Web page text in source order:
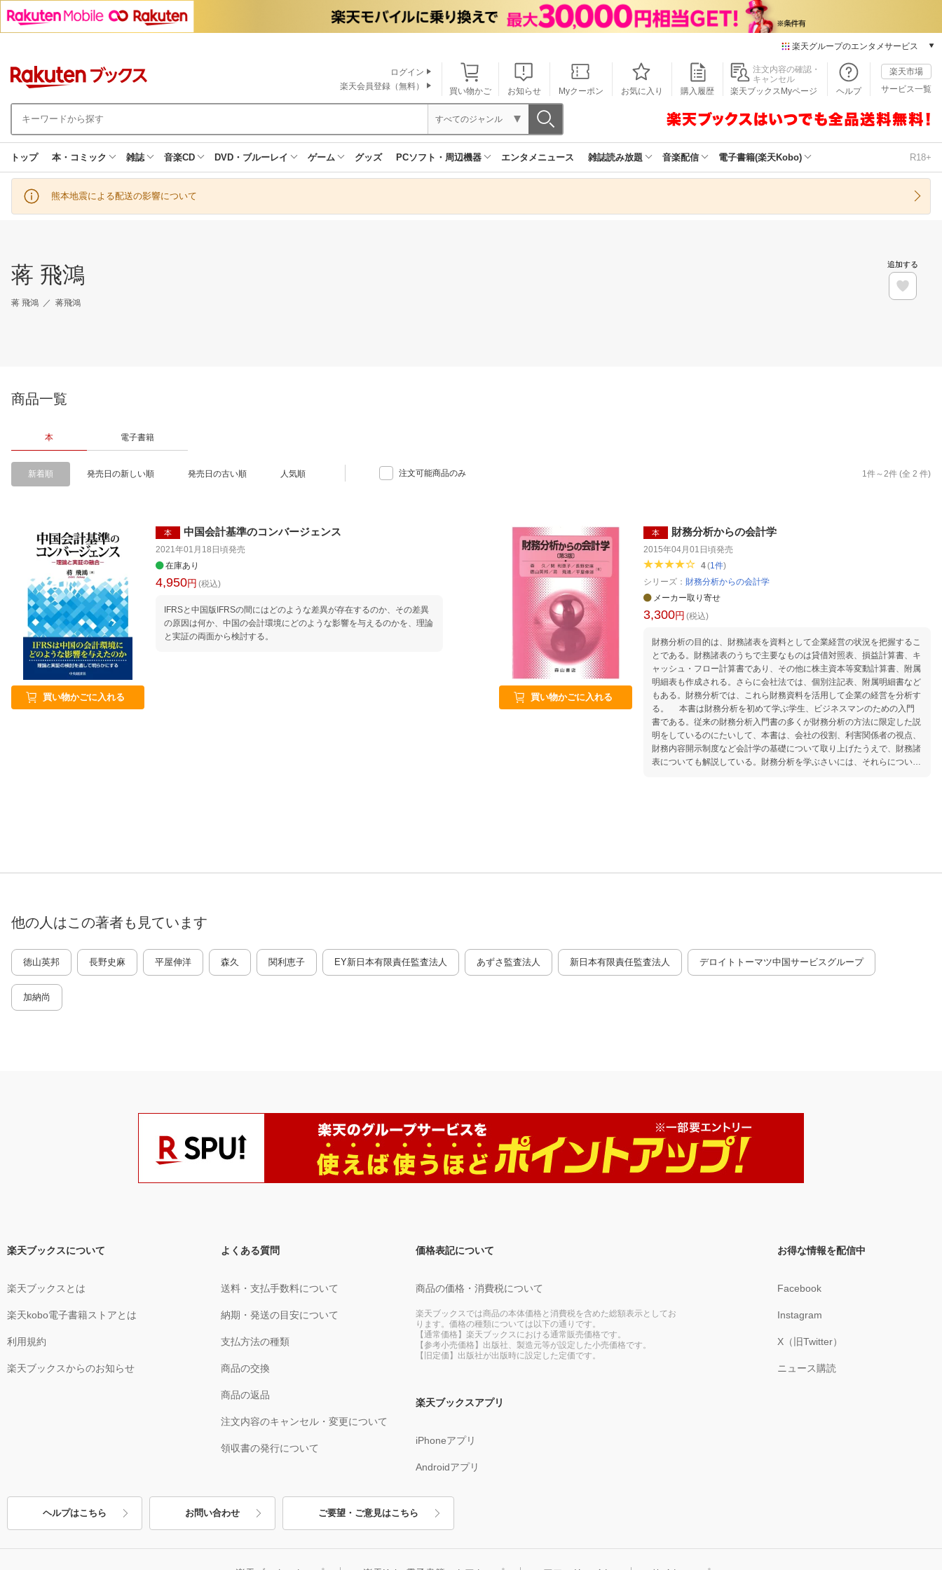
楽天グループのエンタメサービス
本/ゲーム/CD/DVD
楽天ブックス
楽天Kobo
楽天ミュージック
楽天TV
買い物かご お知らせ Myクーポン お気に入り 購入履歴
注文内容の確認・
キャンセル
楽天ブックスMyページ
ヘルプ
楽天市場
サービス一覧
ログイン
楽天会員登録（無料）
すべてのジャンル
トップ 本・コミック 雑誌 音楽CD DVD・ブルーレイ ゲーム グッズ PCソフト・周辺機器 エンタメニュース 雑誌読み放題 音楽配信 電子書籍(楽天Kobo) R18+
熊本地震による配送の影響について
蒋 飛鴻
蒋 飛鴻 蒋飛鴻
追加する
商品一覧
本 電子書籍
新着順 発売日の新しい順 発売日の古い順 人気順 注文可能商品のみ 1 件～ 2件 (全 2 件)
買い物かごに入れる
本 中国会計基準のコンバージェンス
2021年01月18日頃発売
在庫あり
4,950円 (税込)
IFRSと中国版IFRSの間にはどのような差異が存在するのか、その差異
の原因は何か、中国の会計環境にどのような影響を与えるのかを、理論
と実証の両面から検討する。
買い物かごに入れる
本 財務分析からの会計学
2015年04月01日頃発売
4(1 件)
シリーズ： 財務分析からの会計学
メーカー取り寄せ
3,300円 (税込)
財務分析の目的は、財務諸表を資料として企業経営の状況を把握するこ
とである。財務諸表のうちで主要なものは貸借対照表、損益計算書、キ
ャッシュ・フロー計算書であり、その他に株主資本等変動計算書、附属
明細表も作成される。さらに会社法では、個別注記表、附属明細書など
もある。財務分析では、これら財務資料を活用して企業の経営を分析す
る。 本書は財務分析を初めて学ぶ学生、ビジネスマンのための入門
書である。従来の財務分析入門書の多くが財務分析の方法に限定した説
明をしているのにたいして、本書は、会社の役割、利害関係者の視点、
財務内容開示制度など会計学の基礎について取り上げたうえで、財務諸
表についても解説している。財務分析を学ぶさいには、それらについて
他の人はこの著者も見ています
徳山英邦 長野史麻 平屋伸洋 森久 関利恵子 EY新日本有限責任監査法人 あずさ監査法人 新日本有限責任監査法人 デロイトトーマツ中国サービスグループ
加納尚
楽天ブックスについて
楽天ブックスとは
楽天kobo電子書籍ストアとは
利用規約
楽天ブックスからのお知らせ
よくある質問
送料・支払手数料について
納期・発送の目安について
支払方法の種類
商品の交換
商品の返品
注文内容のキャンセル・変更について
領収書の発行について
価格表記について
商品の価格・消費税について
楽天ブックスでは商品の本体価格と消費税を含めた総額表示としてお
ります。価格の種類については以下の通りです。
【通常価格】楽天ブックスにおける通常販売価格です。
【参考小売価格】出版社、製造元等が設定した小売価格です。
【旧定価】出版社が出版時に設定した定価です。
楽天ブックスアプリ
iPhoneアプリ
Androidアプリ
お得な情報を配信中
Facebook
Instagram
X（旧Twitter）
ニュース購読
ヘルプはこちら お問い合わせ ご要望・ご意見はこちら